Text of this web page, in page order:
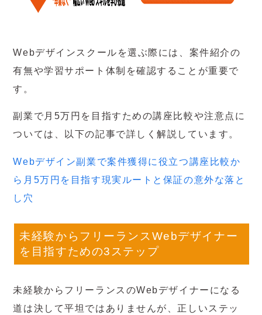
Webデザインスクールを選ぶ際には、案件紹介の
有無や学習サポート体制を確認することが重要で
す。
副業で月5万円を目指すための講座比較や注意点に
ついては、以下の記事で詳しく解説しています。
Webデザイン副業で案件獲得に役立つ講座比較か
ら月5万円を目指す現実ルートと保証の意外な落と
し穴
未経験からフリーランスWebデザイナー
を目指すための3ステップ
未経験からフリーランスのWebデザイナーになる
道は決して平坦ではありませんが、正しいステッ